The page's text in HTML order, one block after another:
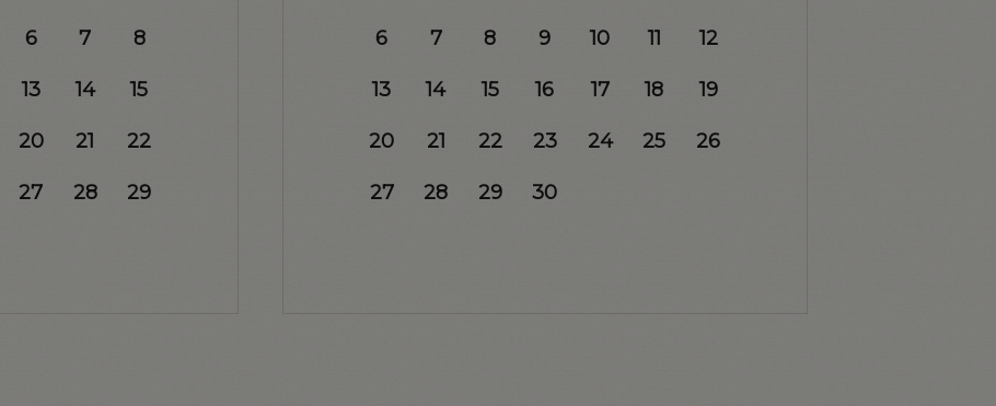
6 7 8
13 14 15
20 21 22
27 28 29
6 7 8 9 10 11 12
13 14 15 16 17 18 19
20 21 22 23 24 25 26
27 28 29 30